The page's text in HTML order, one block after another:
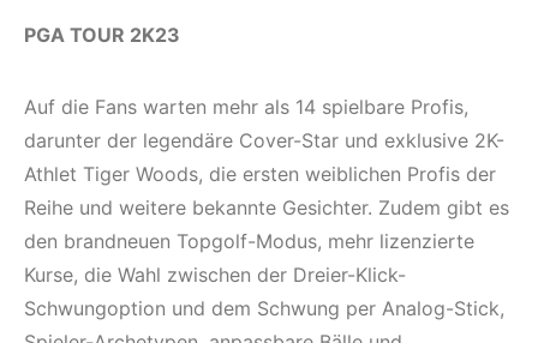
PGA TOUR 2K23
Auf die Fans warten mehr als 14 spielbare Profis,
darunter der legendäre Cover-Star und exklusive 2K-
Athlet Tiger Woods, die ersten weiblichen Profis der
Reihe und weitere bekannte Gesichter. Zudem gibt es
den brandneuen Topgolf-Modus, mehr lizenzierte
Kurse, die Wahl zwischen der Dreier-Klick-
Schwungoption und dem Schwung per Analog-Stick,